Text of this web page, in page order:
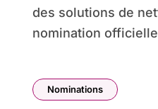
des solutions de
nomination
Nominations